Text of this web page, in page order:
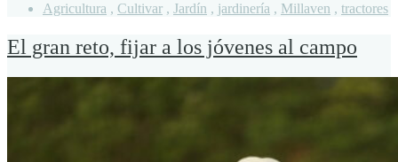
Agricultura , Cultivar , Jardín , jardinería , Millaven , tractores
El gran reto, fijar a los jóvenes al campo